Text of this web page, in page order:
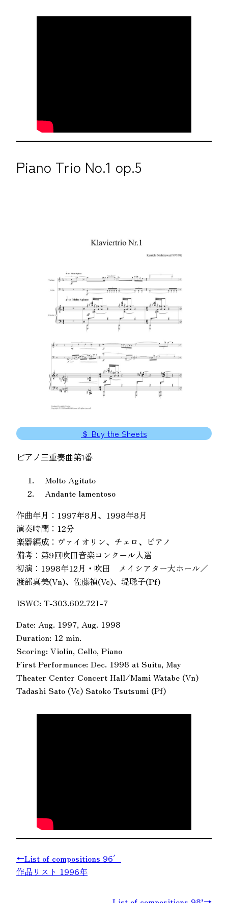
Piano Trio No.1 op.5
＄ Buy the Sheets
ピアノ三重奏曲第1番
Molto Agitato
Andante lamentoso
作曲年月：1997年8月、1998年8月
演奏時間：12分
楽器編成：ヴァイオリン、チェロ、ピアノ
備考：第9回吹田音楽コンクール入選
初演：1998年12月・吹田 メイシアター大ホール／
渡部真美(Vn)、佐藤禎(Vc)、堤聡子(Pf)
ISWC: T-303.602.721-7
Date: Aug. 1997, Aug. 1998
Duration: 12 min.
Scoring: Violin, Cello, Piano
First Performance: Dec. 1998 at Suita, May
Theater Center Concert Hall/Mami Watabe (Vn)
Tadashi Sato (Vc) Satoko Tsutsumi (Pf)
←List of compositions 96′
作品リスト 1996年